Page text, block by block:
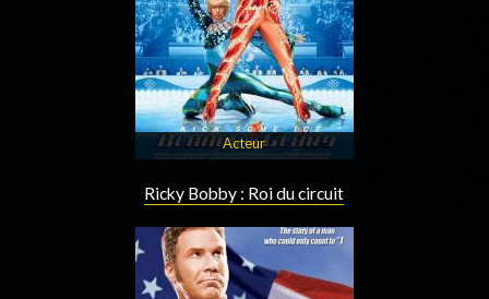
Acteur
Ricky Bobby : Roi du circuit